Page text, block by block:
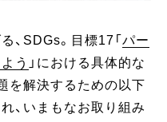
、SDGs。目標17「 パー
う 」における具体的な
を解決するための以下
、いまもなお取り組み